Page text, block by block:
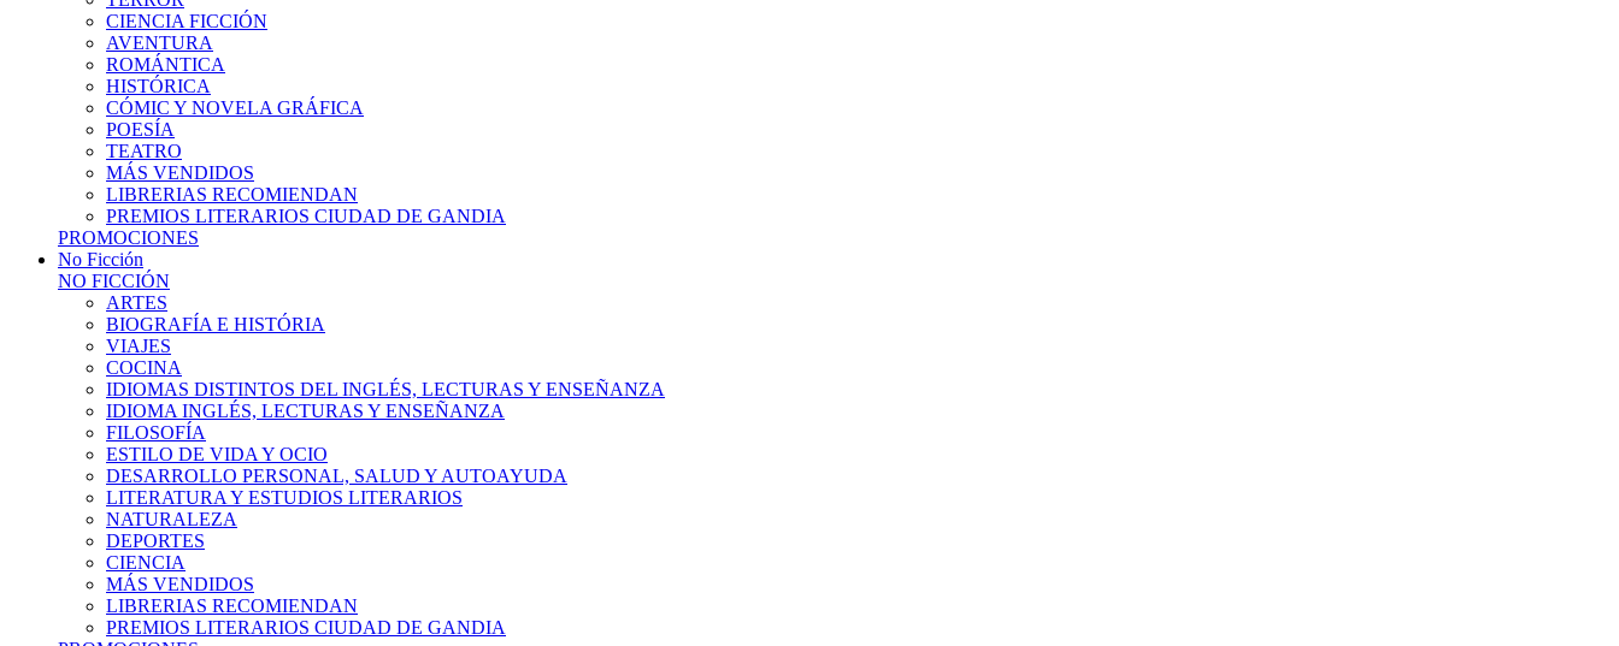
CIENCIA FICCIÓN
AVENTURA
ROMÁNTICA
HISTÓRICA
CÓMIC Y NOVELA GRÁFICA
POESÍA
TEATRO
MÁS VENDIDOS
LIBRERIAS RECOMIENDAN
PREMIOS LITERARIOS CIUDAD DE GANDIA
PROMOCIONES
No Ficción
NO FICCIÓN
ARTES
BIOGRAFÍA E HISTÓRIA
VIAJES
COCINA
IDIOMAS DISTINTOS DEL INGLÉS, LECTURAS Y ENSEÑANZA
IDIOMA INGLÉS, LECTURAS Y ENSEÑANZA
FILOSOFÍA
ESTILO DE VIDA Y OCIO
DESARROLLO PERSONAL, SALUD Y AUTOAYUDA
LITERATURA Y ESTUDIOS LITERARIOS
NATURALEZA
DEPORTES
CIENCIA
MÁS VENDIDOS
LIBRERIAS RECOMIENDAN
PREMIOS LITERARIOS CIUDAD DE GANDIA